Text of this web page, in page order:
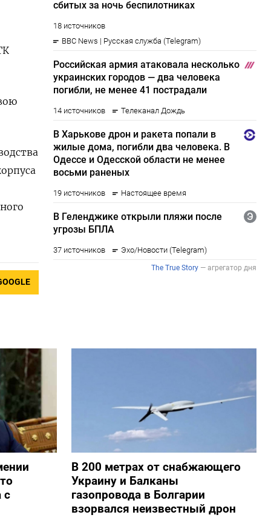
с
В 200 метрах от снабжающего
Украину и Балканы
газопровода в Болгарии
взорвался неизвестный дрон